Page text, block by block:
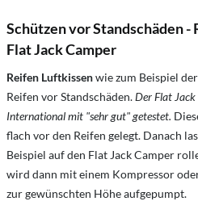
Schützen vor Standschäden
Flat Jack Camper
Reifen Luftkissenwie zum Beispiel der
Reifen vor Standschäden.Der Flat Jack
International mit "sehr gut" getestet.
flach vor den Reifen gelegt. Danach
Beispiel auf den Flat Jack Camper
wird dann mit einem Kompressor
zur gewünschten Höhe aufgepumpt.